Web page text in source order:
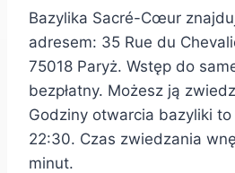
Bazylika Sacré-Cœur
adresem: 35 Rue du
75018 Paryż. Wstęp do
bezpłatny. Możesz ją
Godziny otwarcia bazyliki
22:30. Czas zwiedzania
minut.